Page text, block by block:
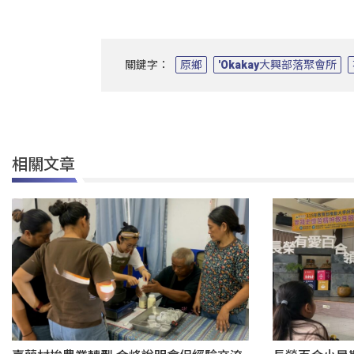
關鍵字： 原鄉 'Okakay大興部落聚會所
相關文章